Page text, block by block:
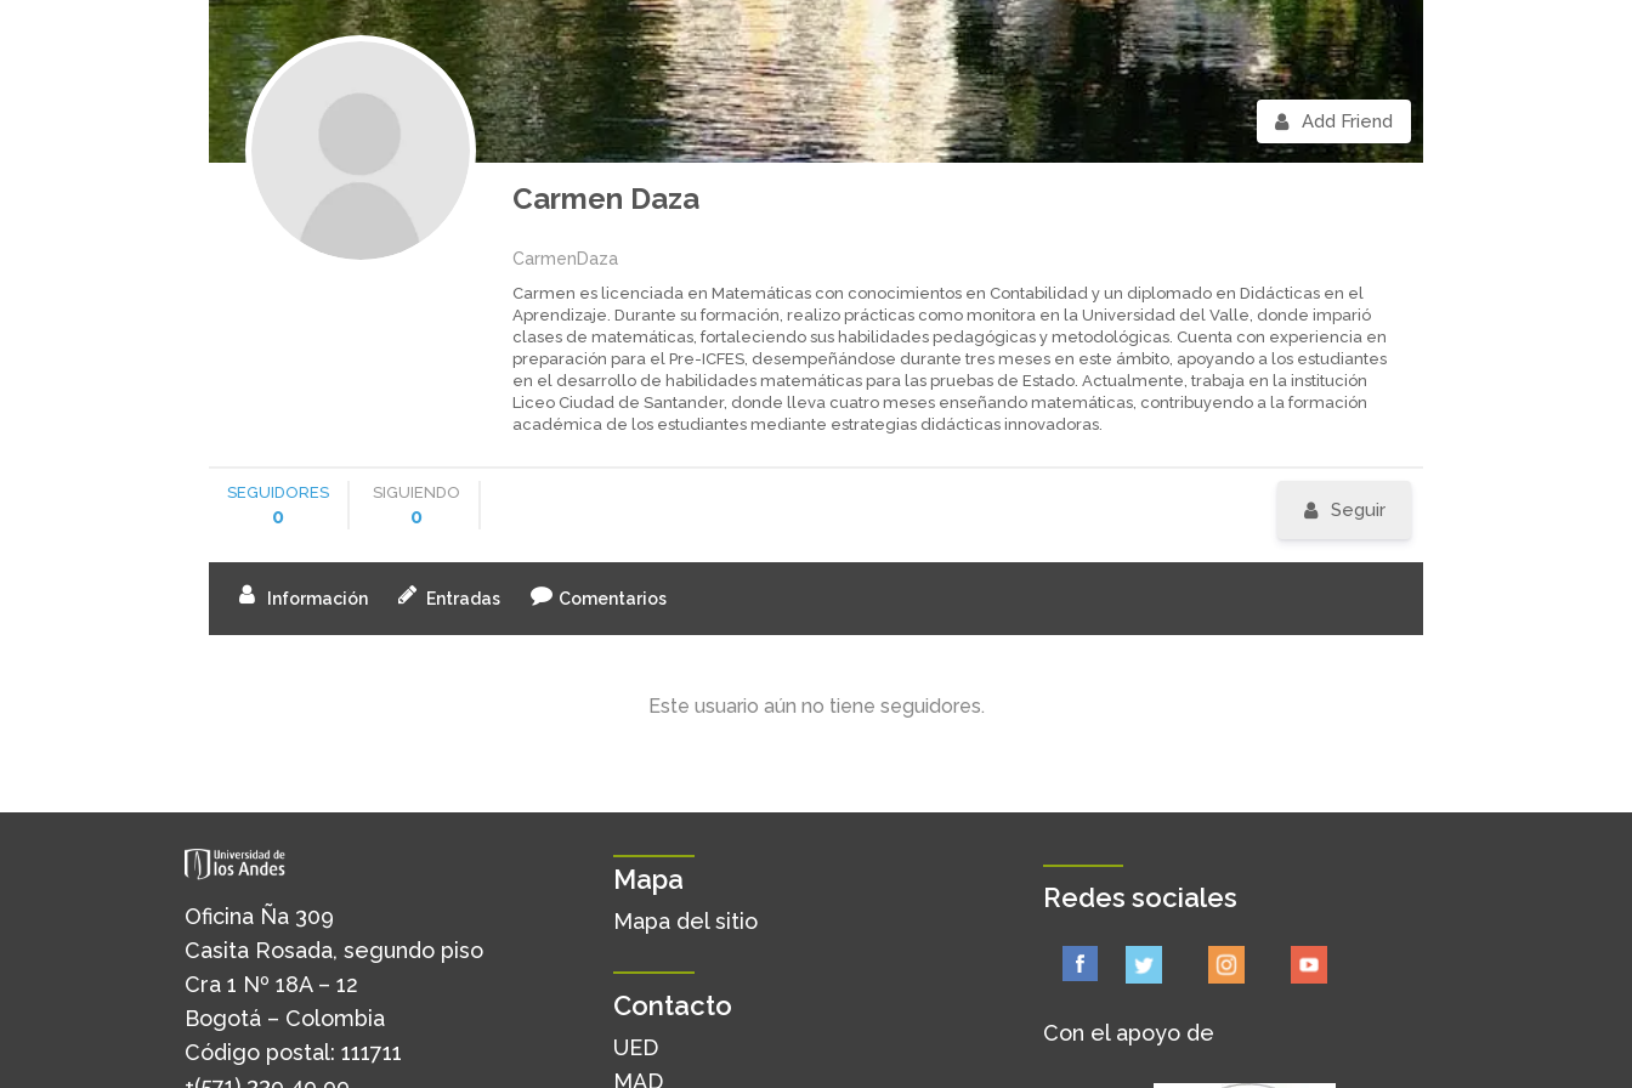
Add Friend
Carmen Daza
CarmenDaza
Carmen es licenciada en Matemáticas con conocimientos en Contabilidad y un diplomado en Didácticas en el
Aprendizaje. Durante su formación, realizo prácticas como monitora en la Universidad del Valle, donde imparió
clases de matemáticas, fortaleciendo sus habilidades pedagógicas y metodológicas. Cuenta con experiencia en
preparación para el Pre-ICFES, desempeñándose durante tres meses en este ámbito, apoyando a los estudiantes
en el desarrollo de habilidades matemáticas para las pruebas de Estado. Actualmente, trabaja en la institución
Liceo Ciudad de Santander, donde lleva cuatro meses enseñando matemáticas, contribuyendo a la formación
académica de los estudiantes mediante estrategias didácticas innovadoras.
SEGUIDORES
0
SIGUIENDO
0 Seguir
Información Entradas Comentarios
Este usuario aún no tiene seguidores.
Oficina Ña 309
Casita Rosada, segundo piso
Cra 1 Nº 18A – 12
Bogotá – Colombia
Código postal: 111711
Mapa
Mapa del sitio
Contacto
UED
MAD
Redes sociales
Con el apoyo de